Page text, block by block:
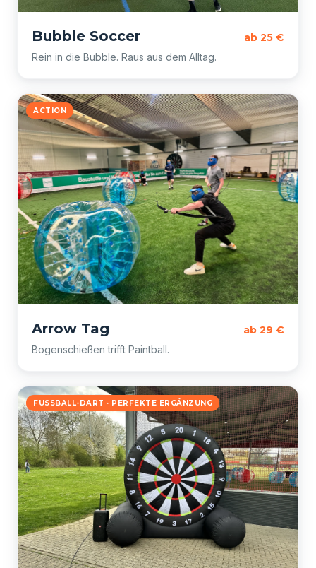
Bubble Soccer ab 25 €
Rein in die Bubble. Raus aus dem Alltag.
ACTION
Arrow Tag ab 29 €
Bogenschießen trifft Paintball.
FUSSBALL-DART · PERFEKTE ERGÄNZUNG